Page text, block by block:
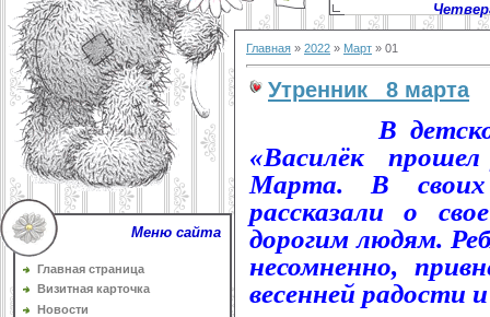
Меню сайта
Главная страница
Визитная карточка
Новости
Главная » 2022 » Март » 01
Утренник _8 марта
В
«Василёк
Марта. В своих
рассказали о
дорогим людям.
несомненно,
весенней радости